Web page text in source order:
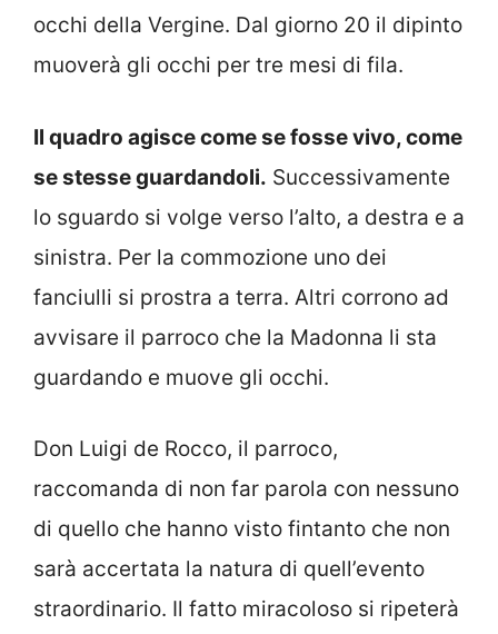
occhi della Vergine. Dal giorno 20 il dipinto
muoverà gli occhi per tre mesi di fila.
Il quadro agisce come se fosse vivo, come
se stesse guardandoli. Successivamente
lo sguardo si volge verso l’alto, a destra e a
sinistra. Per la commozione uno dei
fanciulli si prostra a terra. Altri corrono ad
avvisare il parroco che la Madonna li sta
guardando e muove gli occhi.
Don Luigi de Rocco, il parroco,
raccomanda di non far parola con nessuno
di quello che hanno visto fintanto che non
sarà accertata la natura di quell’evento
straordinario. Il fatto miracoloso si ripeterà